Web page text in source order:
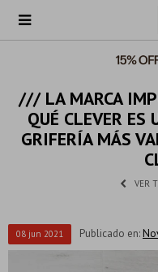

/// LA MARCA
QUÉ CLEVER ES
GRIFERÍA MÁS
VER
08 jun 2021 Publicado en: